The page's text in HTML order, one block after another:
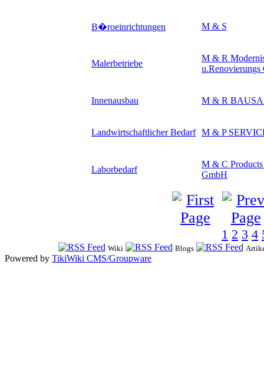
B�roeinrichtungen M & S
Malerbetriebe
M & R
u.Renovierungs
Innenausbau M & R
Landwirtschaftlicher Bedarf M & P
Laborbedarf
M & C
GmbH
1 2 3 4
Wiki Blogs
Powered by TikiWiki CMS/Groupware